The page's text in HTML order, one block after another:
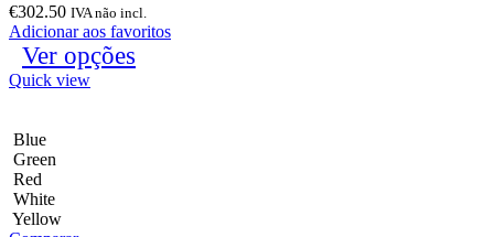
€302.50 IVA não incl.
Adicionar aos favoritos
Ver opções
Quick view
Blue
Green
Red
White
Yellow